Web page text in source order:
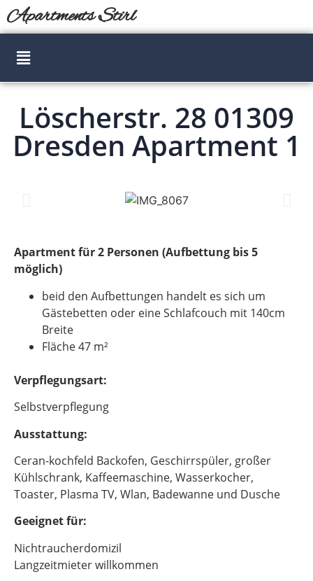
Apartments Stirl
Löscherstr. 28 01309
Dresden Apartment 1
Apartment für 2 Personen (Aufbettung bis 5
möglich)
beid den Aufbettungen handelt es sich um
Gästebetten oder eine Schlafcouch mit 140cm
Breite
Fläche 47 m²
Verpflegungsart:
Selbstverpflegung
Ausstattung:
Ceran-kochfeld Backofen, Geschirrspüler, großer
Kühlschrank, Kaffeemaschine, Wasserkocher,
Toaster, Plasma TV, Wlan, Badewanne und Dusche
Geeignet für:
Nichtraucherdomizil
Langzeitmieter willkommen